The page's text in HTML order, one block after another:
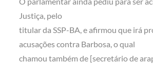
Justiça, pelo
titular da SSP-BA, e afirmou que irá
acusações contra Barbosa, o qual
chamou também de [secretário de